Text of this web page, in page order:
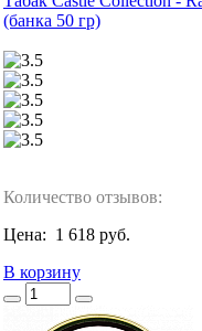
(банка 50 гр)
Количество отзывов:
Цена: 1 618 руб.
В корзину